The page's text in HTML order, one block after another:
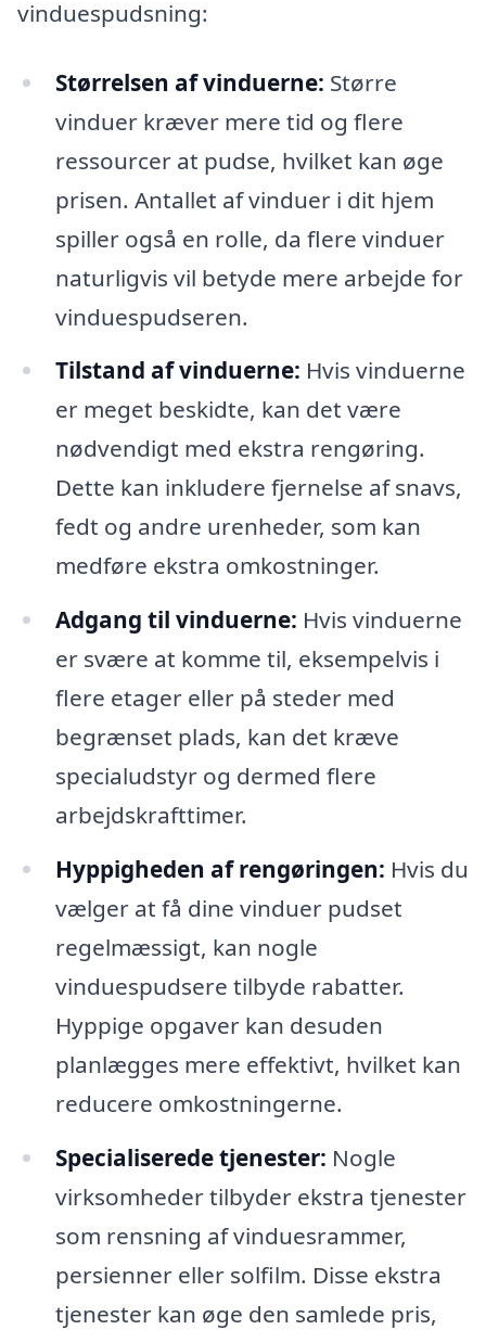
vinduespudsning:
Størrelsen af vinduerne: Større
vinduer kræver mere tid og flere
ressourcer at pudse, hvilket kan øge
prisen. Antallet af vinduer i dit hjem
spiller også en rolle, da flere vinduer
naturligvis vil betyde mere arbejde for
vinduespudseren.
Tilstand af vinduerne: Hvis vinduerne
er meget beskidte, kan det være
nødvendigt med ekstra rengøring.
Dette kan inkludere fjernelse af snavs,
fedt og andre urenheder, som kan
medføre ekstra omkostninger.
Adgang til vinduerne: Hvis vinduerne
er svære at komme til, eksempelvis i
flere etager eller på steder med
begrænset plads, kan det kræve
specialudstyr og dermed flere
arbejdskrafttimer.
Hyppigheden af rengøringen: Hvis du
vælger at få dine vinduer pudset
regelmæssigt, kan nogle
vinduespudsere tilbyde rabatter.
Hyppige opgaver kan desuden
planlægges mere effektivt, hvilket kan
reducere omkostningerne.
Specialiserede tjenester: Nogle
virksomheder tilbyder ekstra tjenester
som rensning af vinduesrammer,
persienner eller solfilm. Disse ekstra
tjenester kan øge den samlede pris,